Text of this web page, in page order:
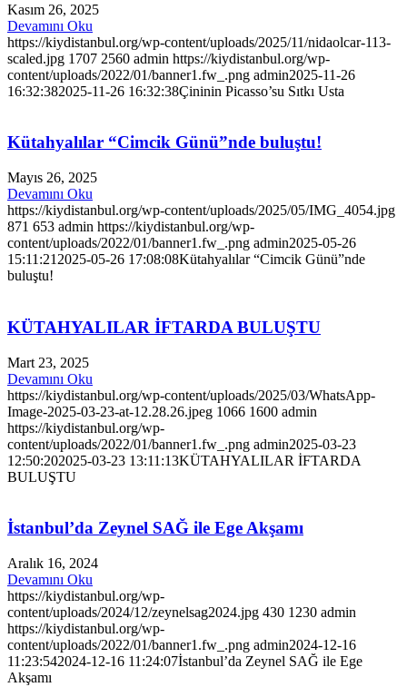
Kasım 26, 2025
Devamını Oku
https://kiydistanbul.org/wp-content/uploads/2025/11/nidaolcar-113-
scaled.jpg 1707 2560 admin https://kiydistanbul.org/wp-
content/uploads/2022/01/banner1.fw_.png admin2025-11-26
16:32:382025-11-26 16:32:38Çininin Picasso’su Sıtkı Usta
Kütahyalılar “Cimcik Günü”nde buluştu!
Mayıs 26, 2025
Devamını Oku
https://kiydistanbul.org/wp-content/uploads/2025/05/IMG_4054.jpg
871 653 admin https://kiydistanbul.org/wp-
content/uploads/2022/01/banner1.fw_.png admin2025-05-26
15:11:21 2025-05-26 17:08:08Kütahyalılar “Cimcik Günü”nde
buluştu!
KÜTAHYALILAR İFTARDA BULUŞTU
Mart 23, 2025
Devamını Oku
https://kiydistanbul.org/wp-content/uploads/2025/03/WhatsApp-
Image-2025-03-23-at-12.28.26.jpeg 1066 1600 admin
https://kiydistanbul.org/wp-
content/uploads/2022/01/banner1.fw_.png admin2025-03-23
12:50:202025-03-23 13:11:13KÜTAHYALILAR İFTARDA
BULUŞTU
İstanbul’da Zeynel SAĞ ile Ege Akşamı
Aralık 16, 2024
Devamını Oku
https://kiydistanbul.org/wp-
content/uploads/2024/12/zeynelsag2024.jpg 430 1230 admin
https://kiydistanbul.org/wp-
content/uploads/2022/01/banner1.fw_.png admin2024-12-16
11:23:542024-12-16 11:24:07İstanbul’da Zeynel SAĞ ile Ege
Akşamı